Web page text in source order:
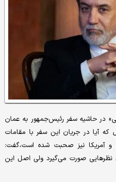
در حاشیه سفر رئیس‌جمهور به عمان
آیا در جریان این سفر با مقامات
و آمریکا نیز صحبت شده است،گفت:
صورت می‌گیرد ولی اصل این